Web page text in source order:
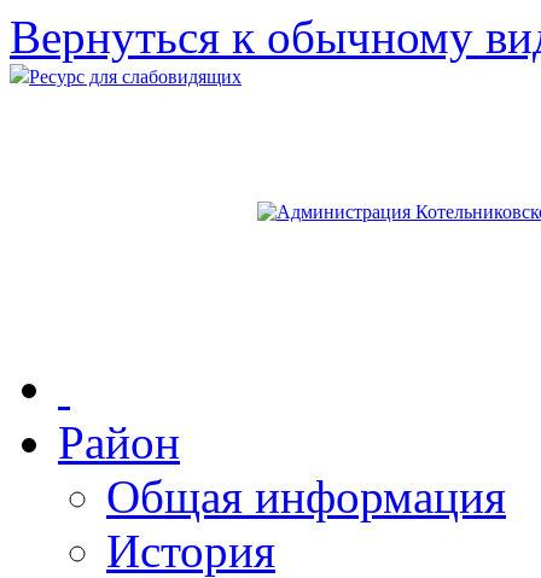
Вернуться к обычному
Ресурс для слабовидящих
Район
Общая информация
История